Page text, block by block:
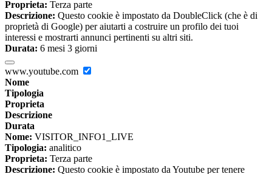
Proprieta: Terza parte
Descrizione: Questo cookie è impostato da DoubleClick (che è di
proprietà di Google) per aiutarti a costruire un profilo dei tuoi
interessi e mostrarti annunci pertinenti su altri siti.
Durata: 6 mesi 3 giorni
www.youtube.com
Nome
Tipologia
Proprieta
Descrizione
Durata
Nome: VISITOR_INFO1_LIVE
Tipologia: analitico
Proprieta: Terza parte
Descrizione: Questo cookie è impostato da Youtube per tenere